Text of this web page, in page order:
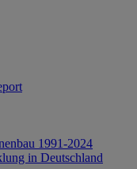
1991-2024
in Deutschland